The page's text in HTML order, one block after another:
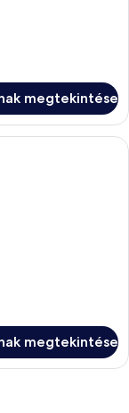
megtekintése
szoba, zöld
megtekintése